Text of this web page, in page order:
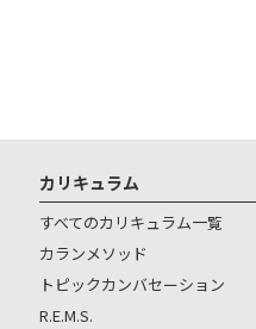
カリキュラム
すべてのカリキュラム一覧
カランメソッド
トピックカンバセーション
R.E.M.S.